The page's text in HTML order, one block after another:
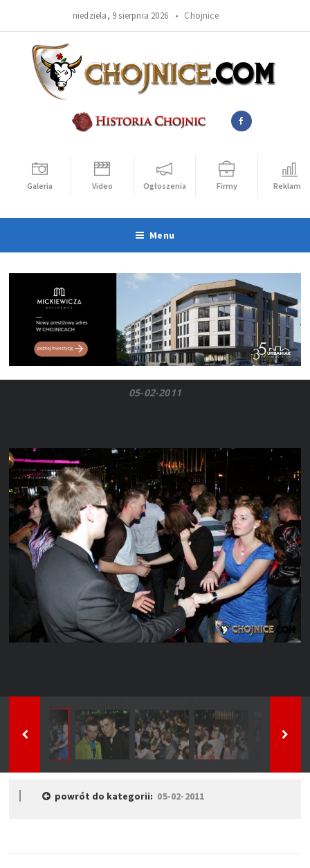
niedziela, 9 sierpnia 2026 • Chojnice
Galeria Video Ogłoszenia Firmy Reklama
Menu
05-02-2011
powrót do kategorii: 05-02-2011